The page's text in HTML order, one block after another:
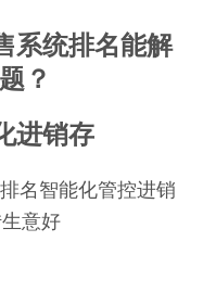
系统排名能解
？
进销存
名智能化管控进销
意好